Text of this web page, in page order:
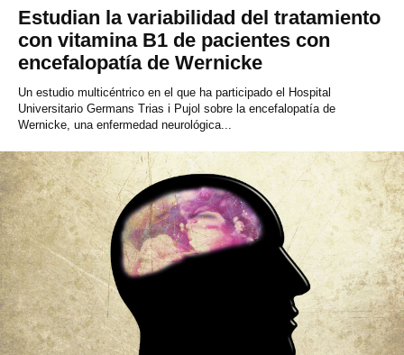
Estudian la variabilidad del tratamiento
con vitamina B1 de pacientes con
encefalopatía de Wernicke
Un estudio multicéntrico en el que ha participado el Hospital
Universitario Germans Trias i Pujol sobre la encefalopatía de
Wernicke, una enfermedad neurológica...